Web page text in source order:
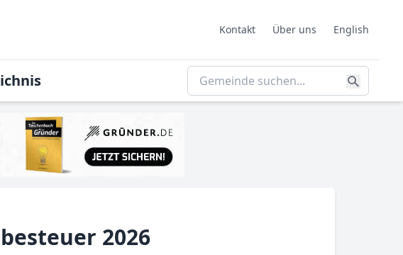
Kontakt Über uns English
2026